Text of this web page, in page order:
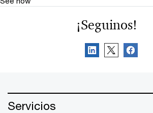
¡Seguinos!
Servicios